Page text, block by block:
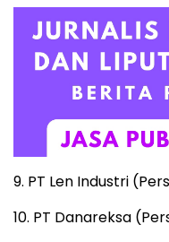
9. PT Len Industri
10. PT Danareksa